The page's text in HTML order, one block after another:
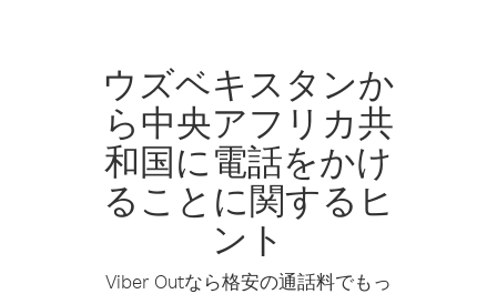
ウズベキスタンか
ら中央アフリカ共
和国に電話をかけ
ることに関するヒ
ント
Viber Outなら格安の通話料でもっ